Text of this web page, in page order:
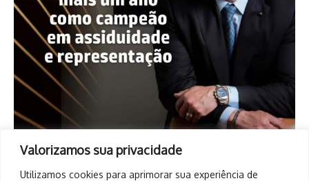
Valorizamos sua privacidade
Utilizamos cookies para aprimorar sua experiência de